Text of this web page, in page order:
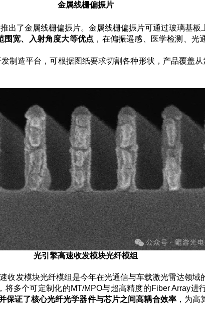
金属线栅偏振片
出了金属线栅偏振片。金属线栅偏振片可通过玻璃基板
围宽、入射角度大等优点 ，在偏振遥感、医学检测、光
制造平台，可根据图纸要求切割各种形状，产品覆盖
光引擎高速收发模块光纤模组
收发模块光纤模组是今年在光通信与车载激光雷达领域
将多个可定制化的MT/MPO与超高精度的Fiber Array进
保证了核心光纤光学器件与芯片之间高耦合效率，为高